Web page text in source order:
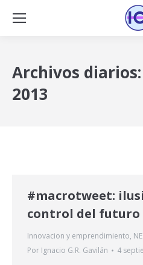
Archivos diarios:
2013
#macrotweet:
control del futuro
Innovacion y emprendimiento,
Por Ignacio G.R. Gavilán 4